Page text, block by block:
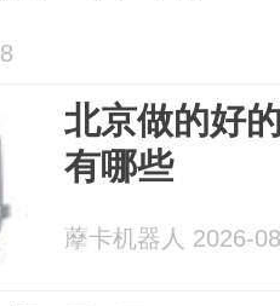
北京做的好
有哪些
藦卡机器人 2026-